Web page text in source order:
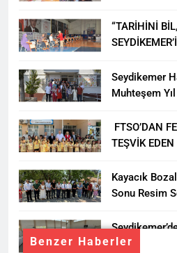
Benzer Haberler
“TARİHİNİ
Seydikemer
Muhteşem
FTSO’DAN
TEŞVİK
Kayacık
Sonu Resim
Haftası